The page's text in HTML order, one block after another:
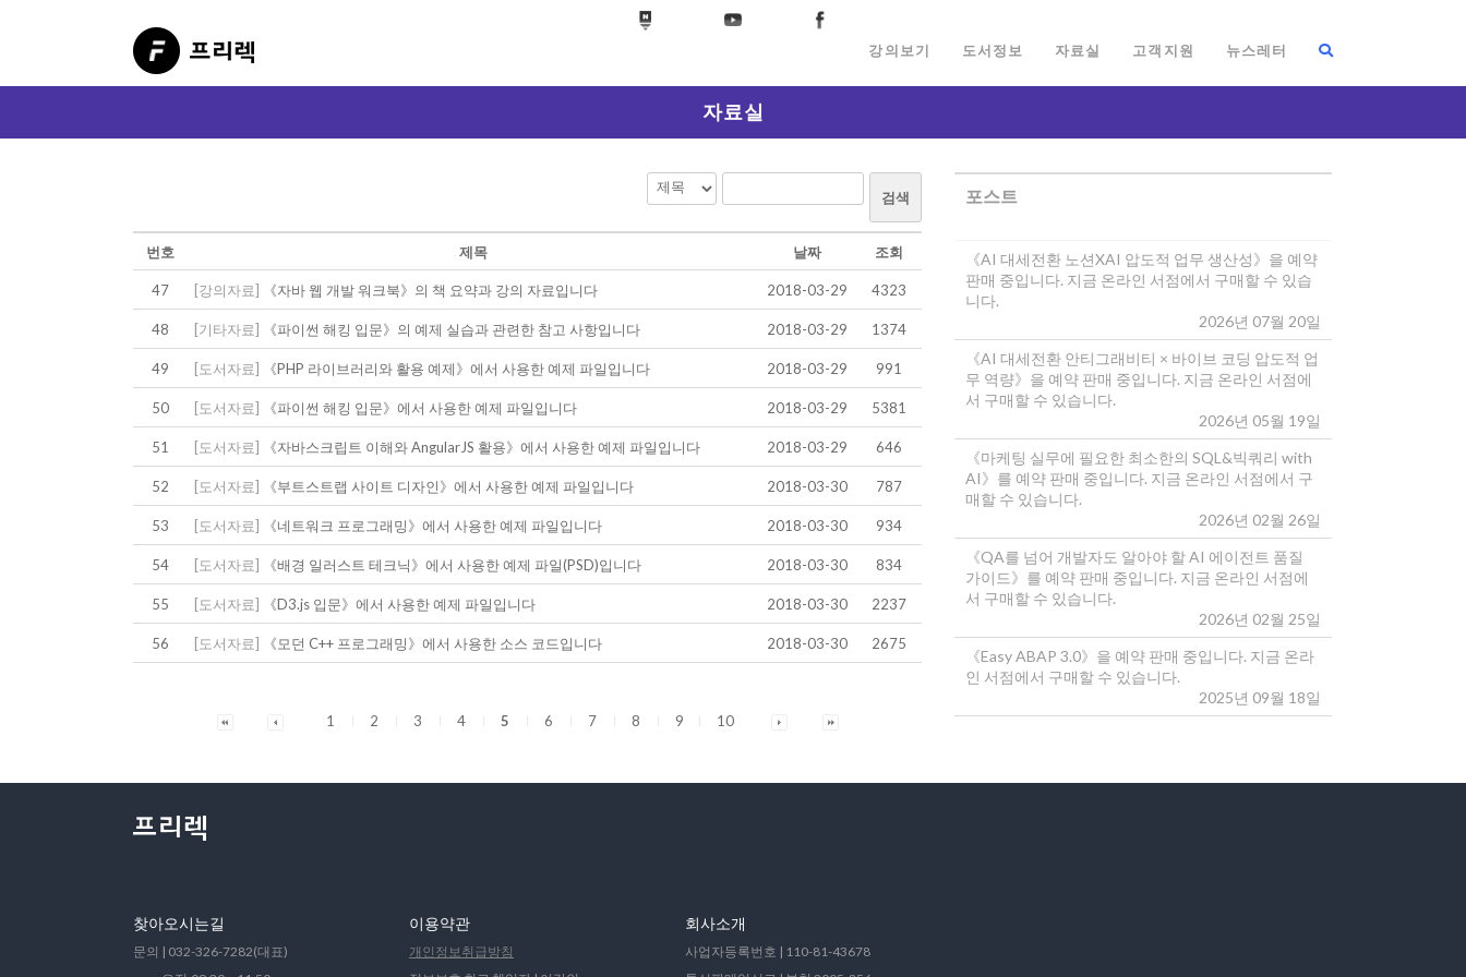
강의보기 도서정보 자료실 고객지원 뉴스레터
자료실
검색
번호 제목 날짜 조회
47 [강의자료] 《자바 웹 개발 워크북》의 책 요약과 강의 자료입니다 2018-03-29 4323
48 [기타자료] 《파이썬 해킹 입문》의 예제 실습과 관련한 참고 사항입니다 2018-03-29 1374
49 [도서자료] 《PHP 라이브러리와 활용 예제》에서 사용한 예제 파일입니다 2018-03-29 991
50 [도서자료] 《파이썬 해킹 입문》에서 사용한 예제 파일입니다 2018-03-29 5381
51 [도서자료] 《자바스크립트 이해와 AngularJS 활용》에서 사용한 예제 파일입니다 2018-03-29 646
52 [도서자료] 《부트스트랩 사이트 디자인》에서 사용한 예제 파일입니다 2018-03-30 787
53 [도서자료] 《네트워크 프로그래밍》에서 사용한 예제 파일입니다 2018-03-30 934
54 [도서자료] 《배경 일러스트 테크닉》에서 사용한 예제 파일(PSD)입니다 2018-03-30 834
55 [도서자료] 《D3.js 입문》에서 사용한 예제 파일입니다 2018-03-30 2237
56 [도서자료] 《모던 C++ 프로그래밍》에서 사용한 소스 코드입니다 2018-03-30 2675
1 2 3 4 5 6 7 8 9 10
포스트
《AI 대세전환 노션XAI 압도적 업무 생산성》을 예약
판매 중입니다. 지금 온라인 서점에서 구매할 수 있습
니다.
2026년 07월 20일
《AI 대세전환 안티그래비티 × 바이브 코딩 압도적 업
무 역량》을 예약 판매 중입니다. 지금 온라인 서점에
서 구매할 수 있습니다.
2026년 05월 19일
《마케팅 실무에 필요한 최소한의 SQL&빅쿼리 with
AI》를 예약 판매 중입니다. 지금 온라인 서점에서 구
매할 수 있습니다.
2026년 02월 26일
《QA를 넘어 개발자도 알아야 할 AI 에이전트 품질
가이드》를 예약 판매 중입니다. 지금 온라인 서점에
서 구매할 수 있습니다.
2026년 02월 25일
《Easy ABAP 3.0》을 예약 판매 중입니다. 지금 온라
인 서점에서 구매할 수 있습니다.
2025년 09월 18일
찾아오시는길
문의 | 032-326-7282(대표)
이용약관
개인정보취급방침
회사소개
사업자등록번호 | 110-81-43678